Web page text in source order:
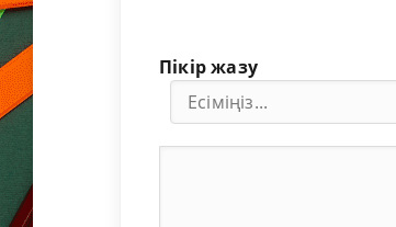
Пікір жазу